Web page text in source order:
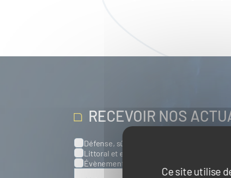
Ce site utilise
RECEVOIR NOS
Catégories
Défense, sûreté et sécurité maritimes
Littoral et environnement marins
Évènements